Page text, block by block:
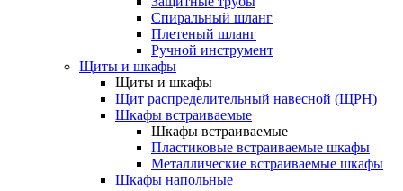
Спиральный шланг
Плетеный шланг
Ручной инструмент
Щиты и шкафы
Щиты и шкафы
Щит распределительный навесной (ЩРН)
Шкафы встраиваемые
Шкафы встраиваемые
Пластиковые встраиваемые шкафы
Металлические встраиваемые шкафы
Шкафы напольные